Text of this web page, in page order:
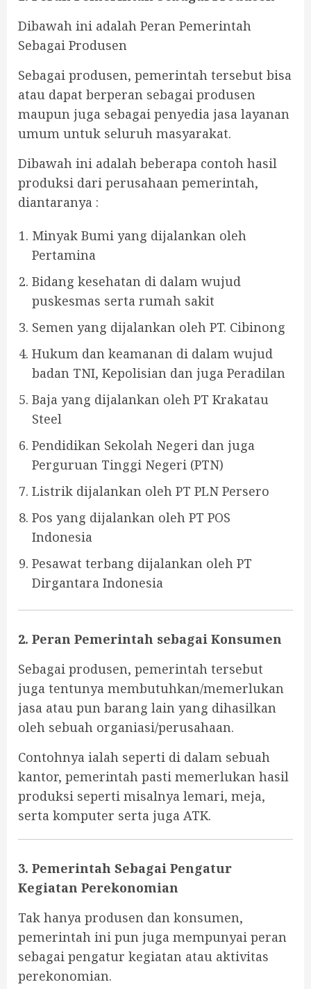
Dibawah ini adalah Peran Pemerintah
Sebagai Produsen
Sebagai produsen, pemerintah tersebut bisa
atau dapat berperan sebagai produsen
maupun juga sebagai penyedia jasa layanan
umum untuk seluruh masyarakat.
Dibawah ini adalah beberapa contoh hasil
produksi dari perusahaan pemerintah,
diantaranya :
Minyak Bumi yang dijalankan oleh
Pertamina
Bidang kesehatan di dalam wujud
puskesmas serta rumah sakit
Semen yang dijalankan oleh PT. Cibinong
Hukum dan keamanan di dalam wujud
badan TNI, Kepolisian dan juga Peradilan
Baja yang dijalankan oleh PT Krakatau
Steel
Pendidikan Sekolah Negeri dan juga
Perguruan Tinggi Negeri (PTN)
Listrik dijalankan oleh PT PLN Persero
Pos yang dijalankan oleh PT POS
Indonesia
Pesawat terbang dijalankan oleh PT
Dirgantara Indonesia
2. Peran Pemerintah sebagai Konsumen
Sebagai produsen, pemerintah tersebut
juga tentunya membutuhkan/memerlukan
jasa atau pun barang lain yang dihasilkan
oleh sebuah organiasi/perusahaan.
Contohnya ialah seperti di dalam sebuah
kantor, pemerintah pasti memerlukan hasil
produksi seperti misalnya lemari, meja,
serta komputer serta juga ATK.
3. Pemerintah Sebagai Pengatur
Kegiatan Perekonomian
Tak hanya produsen dan konsumen,
pemerintah ini pun juga mempunyai peran
sebagai pengatur kegiatan atau aktivitas
perekonomian.